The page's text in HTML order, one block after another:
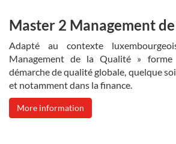
Master 2 Management
Adapté au contexte
Management de la Qualité »
démarche de qualité globale, quelque
et notamment dans la finance.
More information